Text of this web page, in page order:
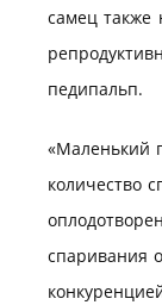
самец также
педипальп.
«Маленький
количество
спаривания